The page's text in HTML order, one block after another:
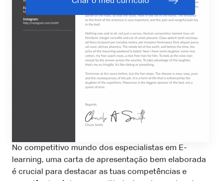
No competitivo mundo dos especialistas em E-
learning, uma carta de apresentação bem elaborada
é crucial para destacar as tuas competências e